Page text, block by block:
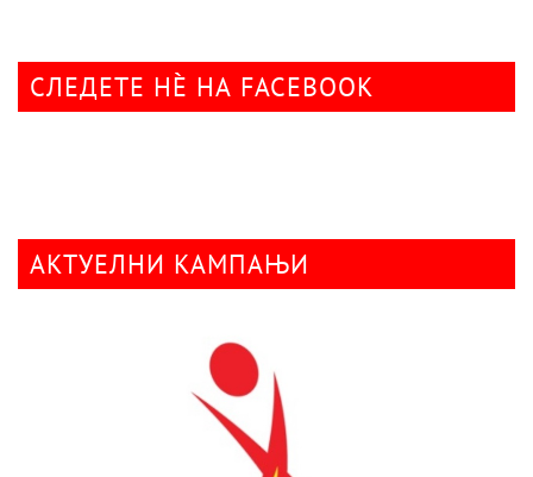
СЛЕДЕТЕ НÈ НА FACEBOOK
АКТУЕЛНИ КАМПАЊИ